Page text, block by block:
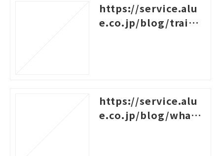
https://service.alu
e.co.jp/blog/traini
https://service.alu
e.co.jp/blog/what-i